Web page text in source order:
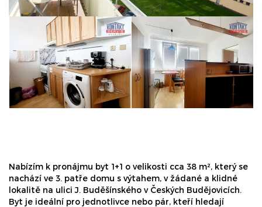
Nabízím k pronájmu byt 1+1 o velikosti cca 38 m², který se
nachází ve 3. patře domu s výtahem, v žádané a klidné
lokalitě na ulici J. Buděšínského v Českých Budějovicích.
Byt je ideální pro jednotlivce nebo pár, kteří hledají